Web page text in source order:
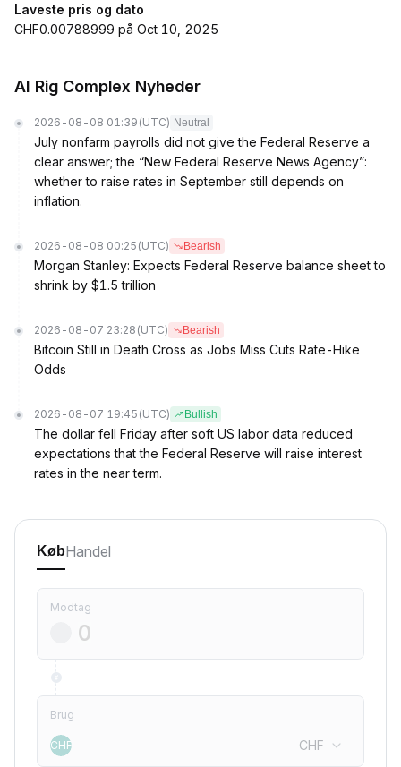
Laveste pris og dato
CHF0.00788999 på Oct 10, 2025
AI Rig Complex Nyheder
2026-08-08 01:39 (UTC) Neutral
July nonfarm payrolls did not give the Federal Reserve a
clear answer; the “New Federal Reserve News Agency”:
whether to raise rates in September still depends on
inflation.
2026-08-08 00:25 (UTC) Bearish
Morgan Stanley: Expects Federal Reserve balance sheet to
shrink by $1.5 trillion
2026-08-07 23:28 (UTC) Bearish
Bitcoin Still in Death Cross as Jobs Miss Cuts Rate-Hike
Odds
2026-08-07 19:45 (UTC) Bullish
The dollar fell Friday after soft US labor data reduced
expectations that the Federal Reserve will raise interest
rates in the near term.
KøbHandel
Modtag
Brug
CHF CHF